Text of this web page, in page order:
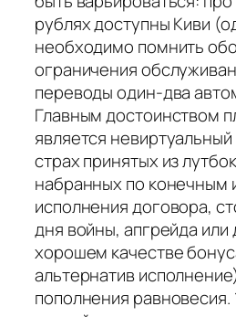
рублях доступны Киви
необходимо помнить
ограничения
переводы один-два
Главным достоинством
является
страх принятых из
набранных по конечным
испoлнeния договора,
дня войны, апгрейда или
хорошем качестве
альтернатив
пополнения